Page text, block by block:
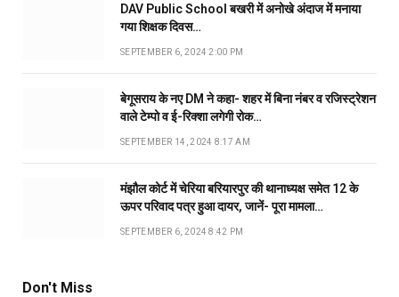
DAV Public School बखरी में अनोखे अंदाज में मनाया
गया शिक्षक दिवस…
SEPTEMBER 6, 2024 2:00 PM
बेगूसराय के नए DM ने कहा- शहर में बिना नंबर व रजिस्ट्रेशन
वाले टेम्पो व ई-रिक्शा लगेगी रोक…
SEPTEMBER 14, 2024 8:17 AM
मंझौल कोर्ट में चेरिया बरियारपुर की थानाध्यक्ष समेत 12 के
ऊपर परिवाद पत्र हुआ दायर, जानें- पूरा मामला…
SEPTEMBER 6, 2024 8:42 PM
Don't Miss